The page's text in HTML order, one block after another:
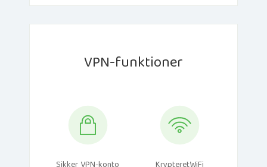
VPN-funktioner